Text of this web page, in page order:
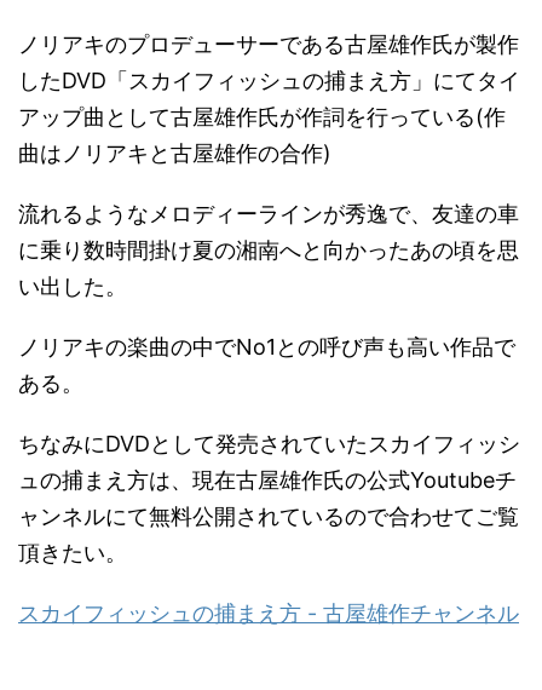
ノリアキのプロデューサーである古屋雄作氏が製作
したDVD「スカイフィッシュの捕まえ方」にてタイ
アップ曲として古屋雄作氏が作詞を行っている(作
曲はノリアキと古屋雄作の合作)
流れるようなメロディーラインが秀逸で、友達の車
に乗り数時間掛け夏の湘南へと向かったあの頃を思
い出した。
ノリアキの楽曲の中でNo1との呼び声も高い作品で
ある。
ちなみにDVDとして発売されていたスカイフィッシ
ュの捕まえ方は、現在古屋雄作氏の公式Youtubeチ
ャンネルにて無料公開されているので合わせてご覧
頂きたい。
スカイフィッシュの捕まえ方 - 古屋雄作チャンネル